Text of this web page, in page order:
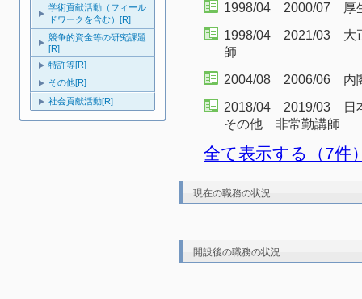
学術貢献活動（フィール
ドワークを含む）[R]
競争的資金等の研究課題
[R]
特許等[R]
その他[R]
社会貢献活動[R]
1998/04 2000/07 厚
1998/04 2021/03 大
師
2004/08 2006/06 内
2018/04 2019/03 日
その他 非常勤講師
全て表示する（7件
現在の職務の状況
開設後の職務の状況